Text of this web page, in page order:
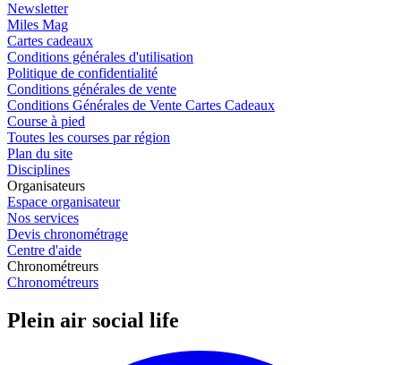
Newsletter
Miles Mag
Cartes cadeaux
Conditions générales d'utilisation
Politique de confidentialité
Conditions générales de vente
Conditions Générales de Vente Cartes Cadeaux
Course à pied
Toutes les courses par région
Plan du site
Disciplines
Organisateurs
Espace organisateur
Nos services
Devis chronométrage
Centre d'aide
Chronométreurs
Chronométreurs
Plein air social life